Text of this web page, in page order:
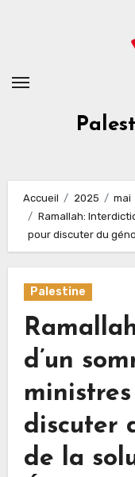
Accueil 2025 mai
Ramallah:
pour discuter du
Palestine
d’un
discuter
de la